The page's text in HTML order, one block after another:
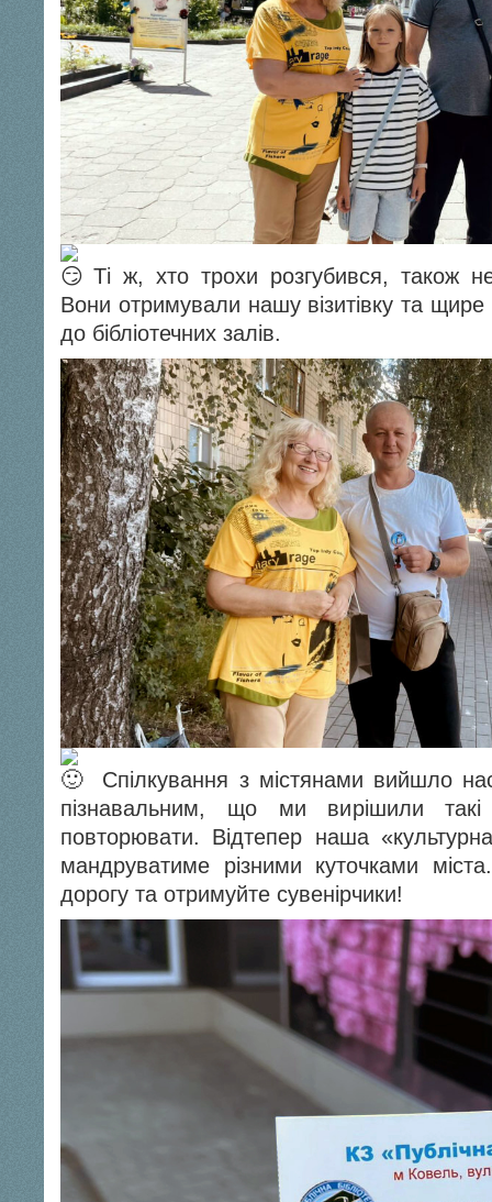
Ті ж, хто трохи розгубився, також
Вони отримували нашу візитівку та
до бібліотечних залів.
Спілкування з містянами вийшло
пізнавальним, що ми вирішили такі
повторювати. Відтепер наша
мандруватиме різними куточками
дорогу та отримуйте сувенірчики!